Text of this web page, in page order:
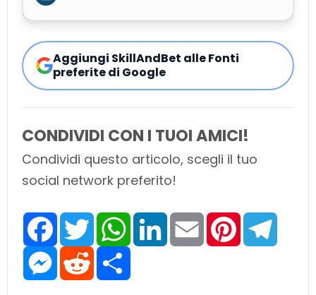
Aggiungi SkillAndBet alle Fonti
preferite di Google
CONDIVIDI CON I TUOI AMICI!
Condividi questo articolo, scegli il tuo
social network preferito!
F
a
c
e
b
o
o
T
w
i
t
e
r
W
a
t
L
n
k
E
m
a
P
n
t
M
e
s
s
R
d
d
S